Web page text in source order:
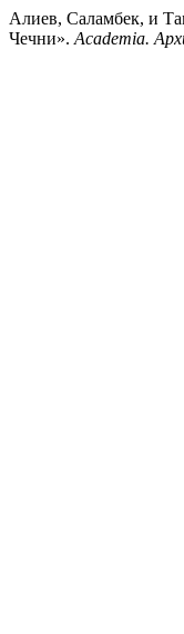
Алиев, Саламбек, и
Чечни». Academia.